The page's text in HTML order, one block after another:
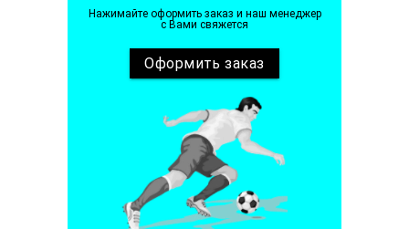
Нажимайте оформить заказ и наш менеджер
с Вами свяжется
Оформить заказ